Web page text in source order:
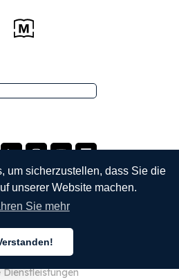
um sicherzustellen, dass Sie die
unserer Website machen.
Sie mehr
Über uns
Dienstleistungen